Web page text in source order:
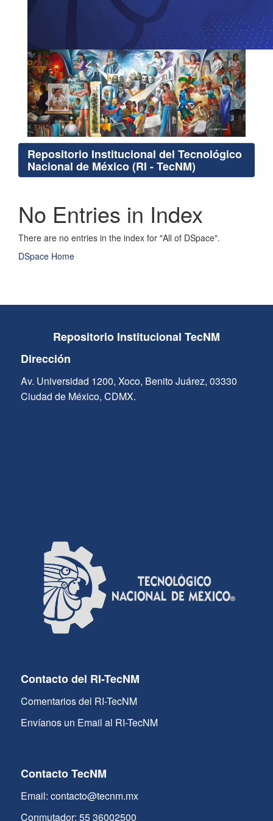
Repositorio Institucional del Tecnológico
Nacional de México (RI - TecNM)
No Entries in Index
There are no entries in the index for "All of DSpace".
DSpace Home
Repositorio Institucional TecNM
Dirección
Av. Universidad 1200, Xoco, Benito Juárez, 03330
Ciudad de México, CDMX.
Contacto del RI-TecNM
Comentarios del RI-TecNM
Envíanos un Email al RI-TecNM
Contacto TecNM
Email: contacto@tecnm.mx
Conmutador: 55 36002500